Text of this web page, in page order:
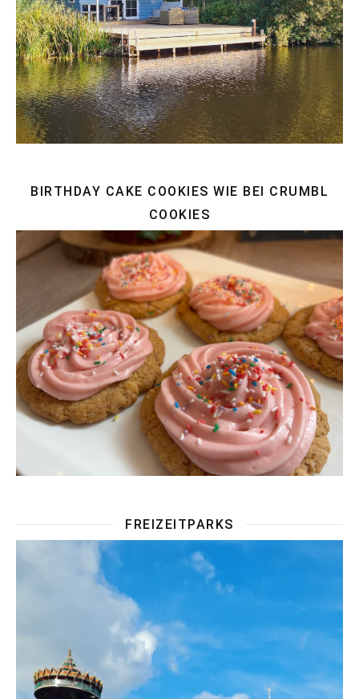
BIRTHDAY CAKE COOKIES WIE BEI CRUMBL
COOKIES
FREIZEITPARKS